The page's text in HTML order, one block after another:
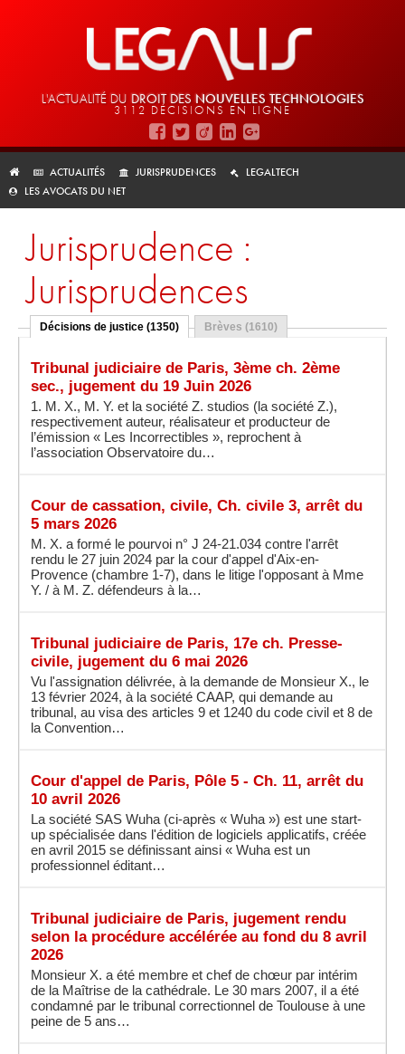
L'ACTUALITÉ DU DROIT DES NOUVELLES TECHNOLOGIES
3112 DÉCISIONS EN LIGNE
ACTUALITÉS JURISPRUDENCES
LEGALTECH
LES AVOCATS DU NET
Jurisprudence :
Jurisprudences
Décisions de justice (1350) Brèves (1610)
Tribunal judiciaire de Paris, 3ème ch. 2ème
sec., jugement du 19 Juin 2026
1. M. X., M. Y. et la société Z. studios (la société Z.),
respectivement auteur, réalisateur et producteur de
l’émission « Les Incorrectibles », reprochent à
l’association Observatoire du…
Cour de cassation, civile, Ch. civile 3, arrêt du
5 mars 2026
M. X. a formé le pourvoi n° J 24-21.034 contre l'arrêt
rendu le 27 juin 2024 par la cour d'appel d'Aix-en-
Provence (chambre 1-7), dans le litige l'opposant à Mme
Y. / à M. Z. défendeurs à la…
Tribunal judiciaire de Paris, 17e ch. Presse-
civile, jugement du 6 mai 2026
Vu l'assignation délivrée, à la demande de Monsieur X., le
13 février 2024, à la société CAAP, qui demande au
tribunal, au visa des articles 9 et 1240 du code civil et 8 de
la Convention…
Cour d'appel de Paris, Pôle 5 - Ch. 11, arrêt du
10 avril 2026
La société SAS Wuha (ci-après « Wuha ») est une start-
up spécialisée dans l'édition de logiciels applicatifs, créée
en avril 2015 se définissant ainsi « Wuha est un
professionnel éditant…
Tribunal judiciaire de Paris, jugement rendu
selon la procédure accélérée au fond du 8 avril
2026
Monsieur X. a été membre et chef de chœur par intérim
de la Maîtrise de la cathédrale. Le 30 mars 2007, il a été
condamné par le tribunal correctionnel de Toulouse à une
peine de 5 ans…